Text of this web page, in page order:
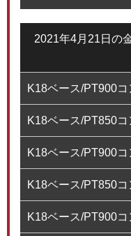
2021年4月21日の
K18ベース/PT900コ
K18ベース/PT850コ
K18ベース/PT900コ
K18ベース/PT850コ
K18ベース/PT900コ